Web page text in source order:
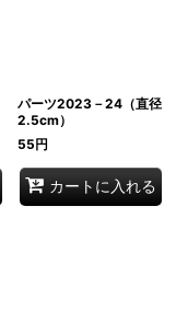
パーツ2023－24（直径
2.5cm）
55円
カートに入れる